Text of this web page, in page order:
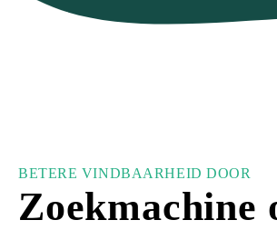
BETERE VINDBAARHEID DOOR
Zoekmachine